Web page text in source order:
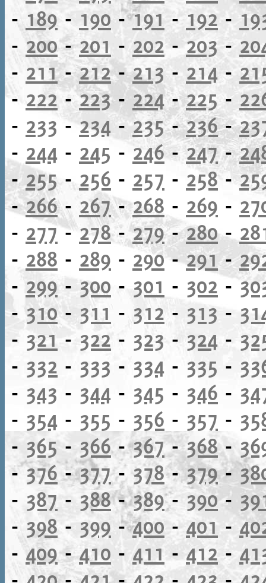
- 189 - 190 -191- 192 -
- 200-201 - 202-203 -
- 211-212-213 - 214 -
- 222 -223-224-225-
- 233 -234 -235-236-
- 244 - 245 - 246-247-
- 255- 256 - 257 - 258-
-266- 267-268 - 269 -
- 277-278-279-280-
- 288 - 289 - 290-291-
- 299 -300 - 301 - 302 -
-310- 311 - 312- 313 -
- 321 - 322 - 323 - 324 -
- 332 - 333 - 334 - 335 -
- 343 - 344 - 345 - 346 -
- 354 - 355 - 356 - 357 -
- 365 - 366-367-368-
-376-377-378- 379-
- 387 - 388-389- 390-
- 398 - 399 -400-401 -
-409-410 - 411-412 -